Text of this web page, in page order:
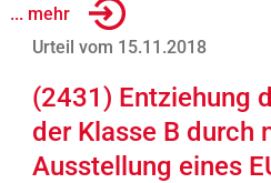
... mehr
Urteil vom 15.11.2018
(2431) Entziehung
der Klasse B durch
Ausstellung eines